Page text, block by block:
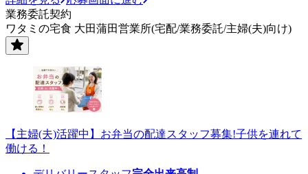
業務委託契約
ワタミの宅食 大田蒲田営業所(宅配/業務委託/主婦(夫)向け)
【主婦(夫)活躍中】お弁当の配達スタッフ募集!子供を連れて
働ける！